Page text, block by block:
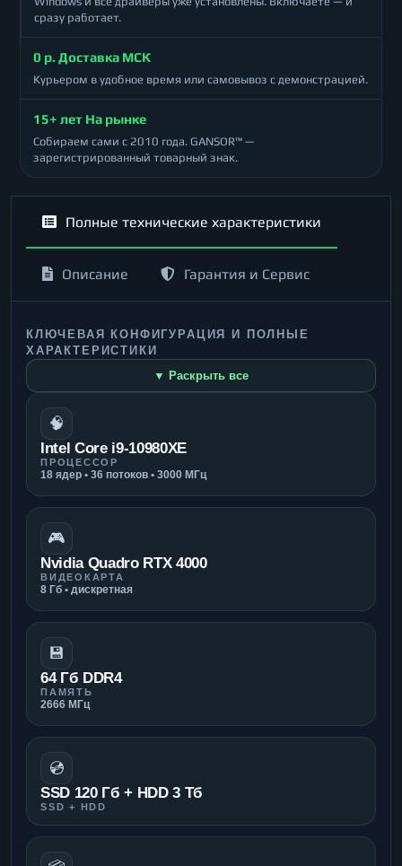
сразу работает.
0 р. Доставка МСК
Курьером в удобное время или самовывоз с демонстрацией.
15+ лет На рынке
Собираем сами с 2010 года. GANSOR™ —
зарегистрированный товарный знак.
Полные технические характеристики
Описание Гарантия и Сервис
КЛЮЧЕВАЯ КОНФИГУРАЦИЯ И ПОЛНЫЕ
ХАРАКТЕРИСТИКИ
▼ Раскрыть все
🧠
Intel Core i9-10980XE
ПРОЦЕССОР
18 ядер • 36 потоков • 3000 МГц
🎮
Nvidia Quadro RTX 4000
ВИДЕОКАРТА
8 Гб • дискретная
💾
64 Гб DDR4
ПАМЯТЬ
2666 МГц
💿
SSD 120 Гб + HDD 3 Тб
SSD + HDD